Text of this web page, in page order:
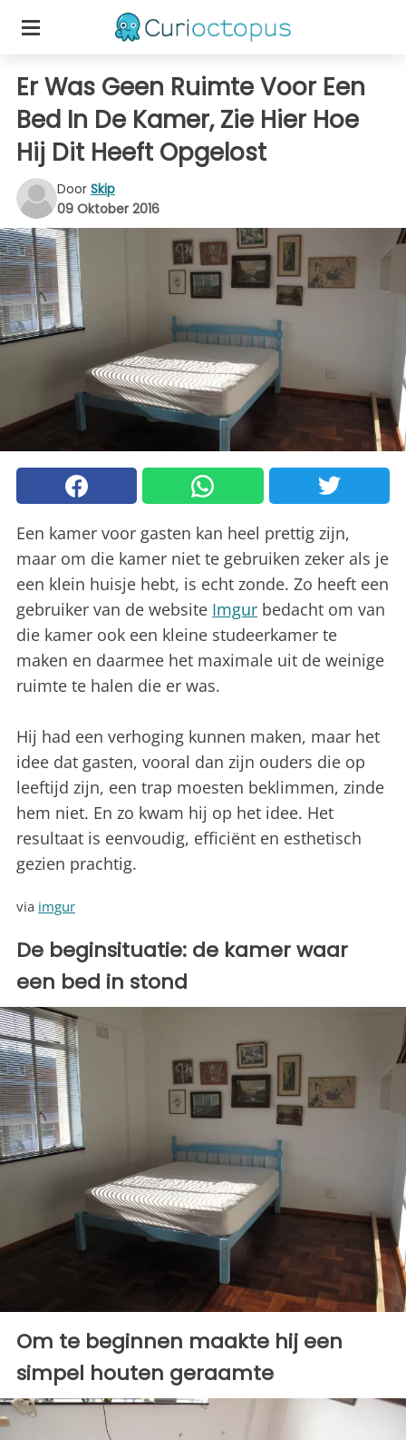
Er Was Geen Ruimte Voor Een
Bed In De Kamer, Zie Hier Hoe
Hij Dit Heeft Opgelost
Door Skip
09 Oktober 2016
Een kamer voor gasten kan heel prettig zijn,
maar om die kamer niet te gebruiken zeker als je
een klein huisje hebt, is echt zonde. Zo heeft een
gebruiker van de website Imgur bedacht om van
die kamer ook een kleine studeerkamer te
maken en daarmee het maximale uit de weinige
ruimte te halen die er was.
Hij had een verhoging kunnen maken, maar het
idee dat gasten, vooral dan zijn ouders die op
leeftijd zijn, een trap moesten beklimmen, zinde
hem niet. En zo kwam hij op het idee. Het
resultaat is eenvoudig, efficiënt en esthetisch
gezien prachtig.
via imgur
De beginsituatie: de kamer waar
een bed in stond
Om te beginnen maakte hij een
simpel houten geraamte